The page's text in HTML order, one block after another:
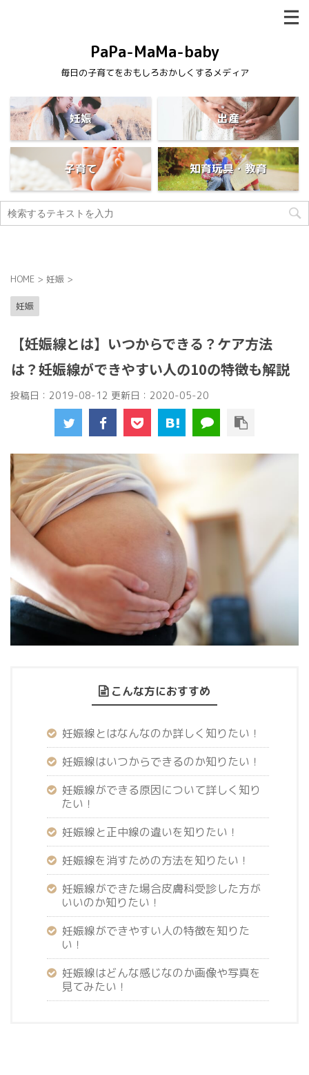
PaPa-MaMa-baby
毎日の子育てをおもしろおかしくするメディア
妊娠 出産
子育て 知育玩具・教育
HOME > 妊娠 >
妊娠
【妊娠線とは】いつからできる？ケア方法
は？妊娠線ができやすい人の10の特徴も解説
投稿日：2019-08-12 更新日： 2020-05-20
こんな方におすすめ
妊娠線とはなんなのか詳しく知りたい！
妊娠線はいつからできるのか知りたい！
妊娠線ができる原因について詳しく知り
たい！
妊娠線と正中線の違いを知りたい！
妊娠線を消すための方法を知りたい！
妊娠線ができた場合皮膚科受診した方が
いいのか知りたい！
妊娠線ができやすい人の特徴を知りた
い！
妊娠線はどんな感じなのか画像や写真を
見てみたい！